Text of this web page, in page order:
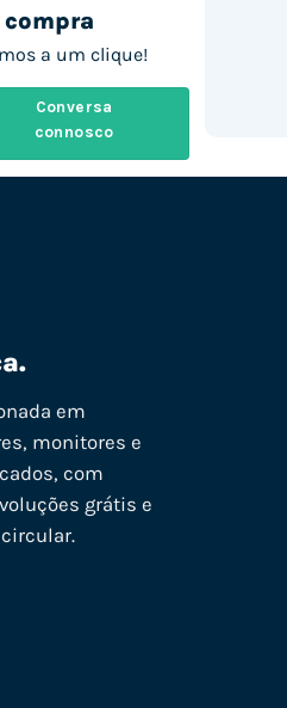
a um clique!
Conversa
connosco
em
monitores e
com
grátis e